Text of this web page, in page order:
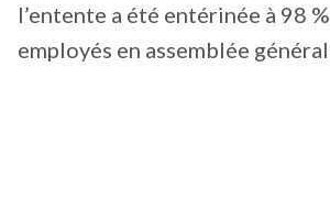
l’entente a été entérinée à 98
employés en assemblée